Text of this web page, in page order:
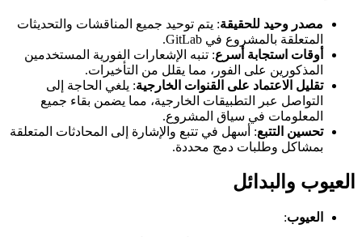
مصدر وحيد للحقيقة: يتم توحيد جميع المناقشات والتحديثات
المتعلقة بالمشروع في GitLab.
أوقات استجابة أسرع: تنبه الإشعارات الفورية المستخدمين
المذكورين على الفور، مما يقلل من التأخيرات.
تقليل الاعتماد على القنوات الخارجية: يلغي الحاجة إلى
التواصل عبر التطبيقات الخارجية، مما يضمن بقاء جميع
المعلومات في سياق المشروع.
تحسين التتبع: أسهل في تتبع والإشارة إلى المحادثات المتعلقة
بمشاكل وطلبات دمج محددة.
العيوب والبدائل
العيوب: